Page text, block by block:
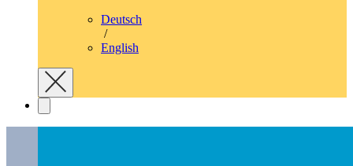
Deutsch
/
English